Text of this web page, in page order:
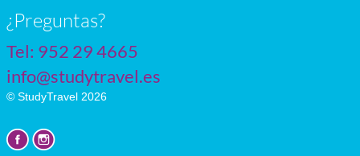
¿Preguntas?
Tel: 952 29 4665
info@studytravel.es
© StudyTravel 2026